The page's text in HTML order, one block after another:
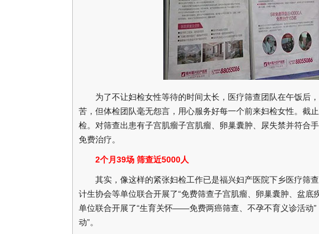
为了不让妇检女性等待的时间太长，医疗筛查团队在午饭后
苦，但体检团队毫无怨言，用心服务好每一个前来妇检女性。截
检。对筛查出患有子宫肌瘤子宫肌瘤、卵巢囊肿、尿失禁并符合
免费治疗。
2个月39场 筛查近5000人
其实，像这样的紧张妇检工作已是福兴妇产医院下乡医疗筛
计生协会等单位联合开展了“免费筛查子宫肌瘤、卵巢囊肿、盆
单位联合开展了“生育关怀——免费两癌筛查、不孕不育义诊活动
动”。